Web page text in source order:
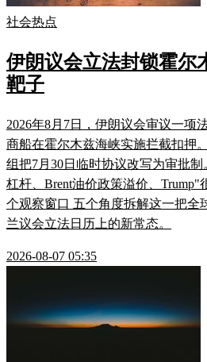
社会热点
伊朗议会立法封锁霍尔
靶子
2026年8月7日，伊朗议会审议一项
商船在霍尔木兹海峡实施拦截扣押
组把7月30日临时协议改写为审批
杠杆、Brent油价政策溢价、
个观察窗口 五个角度拆解这一把全
兰议会立法日历上的新常态。
2026-08-07 05:35